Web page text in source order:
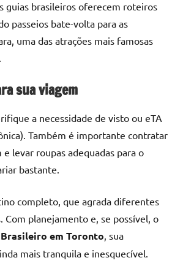
guias brasileiros oferecem roteiros
passeios bate-volta para as
uma das atrações mais famosas
sua viagem
a necessidade de visto ou eTA
Também é importante contratar
levar roupas adequadas para o
bastante.
completo, que agrada diferentes
Com planejamento e, se possível, o
em Toronto, sua
mais tranquila e inesquecível.